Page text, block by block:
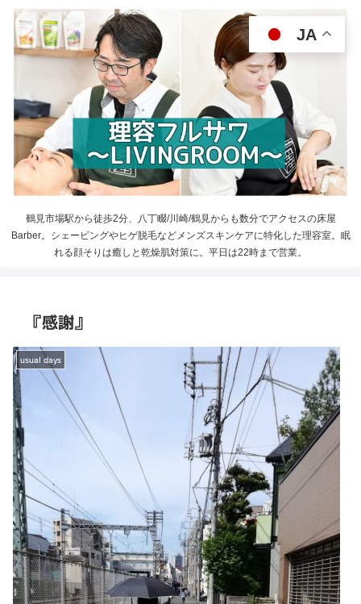
鶴見市場駅から徒歩2分、八丁畷/川崎/鶴見からも数分でアクセスの床屋
Barber。シェービングやヒゲ脱毛などメンズスキンケアに特化した理容室。眠
れる顔そりは癒しと乾燥肌対策に。平日は22時まで営業。
『感謝』
usual days
JA